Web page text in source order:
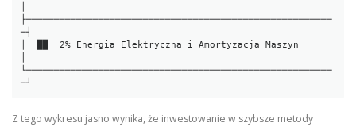
├───────────────────────────────────────────────────────
─┤
│  ██  2% Energia Elektryczna i Amortyzacja Maszyn
└───────────────────────────────────────────────────────
Z tego wykresu jasno wynika, że inwestowanie w szybsze metody